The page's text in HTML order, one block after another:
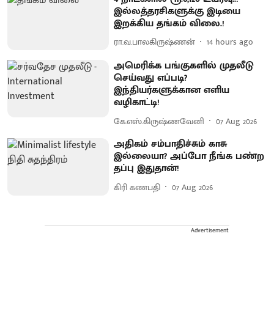
இல்லத்தரசிகளுக்கு இடியை
இறக்கிய தங்கம் விலை.!
ரா.வ.பாலகிருஷ்ணன் 14 hours ago
அமெரிக்க பங்குகளில் முதலீடு
செய்வது எப்படி?
இந்தியர்களுக்கான எளிய
வழிகாட்டி!
கே.எஸ்.கிருஷ்ணவேனி 07 Aug 2026
அதிகம் சம்பாதிச்சும் காசு
இல்லையா? அப்போ நீங்க பண்ற
தப்பு இதுதான்!
கிரி கணபதி 07 Aug 2026
Advertisement